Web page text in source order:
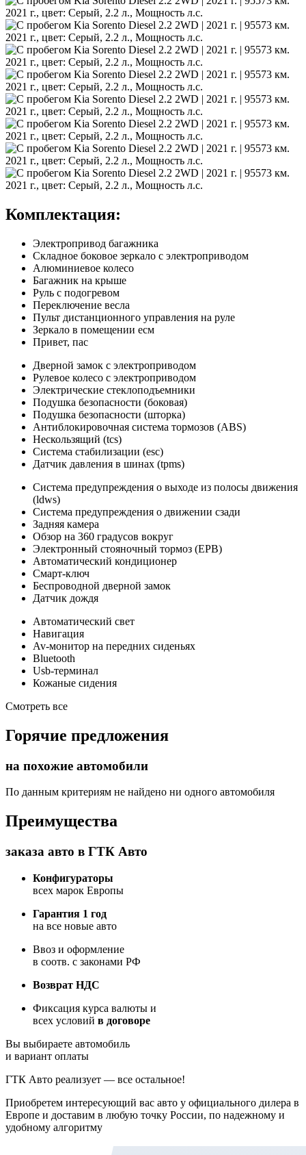
Комплектация:
Электропривод багажника
Складное боковое зеркало с электроприводом
Алюминиевое колесо
Багажник на крыше
Руль с подогревом
Переключение весла
Пульт дистанционного управления на руле
Зеркало в помещении есм
Привет, пас
Дверной замок с электроприводом
Рулевое колесо с электроприводом
Электрические стеклоподъемники
Подушка безопасности (боковая)
Подушка безопасности (шторка)
Антиблокировочная система тормозов (ABS)
Нескользящий (tcs)
Система стабилизации (esc)
Датчик давления в шинах (tpms)
Система предупреждения о выходе из полосы движения
(ldws)
Система предупреждения о движении сзади
Задняя камера
Обзор на 360 градусов вокруг
Электронный стояночный тормоз (EPB)
Автоматический кондиционер
Смарт-ключ
Беспроводной дверной замок
Датчик дождя
Автоматический свет
Навигация
Av-монитор на передних сиденьях
Bluetooth
Usb-терминал
Кожаные сидения
Смотреть все
Горячие предложения
на похожие автомобили
По данным критериям не найдено ни одного автомобиля
Преимущества
заказа авто в ГТК Авто
Конфигураторы
всех марок Европы
Гарантия 1 год
на все новые авто
Ввоз и оформление
в соотв. с законами РФ
Возврат НДС
Фиксация курса валюты и
всех условий в договоре
Вы выбираете автомобиль
и вариант оплаты
ГТК Авто реализует — все остальное!
Приобретем интересующий вас авто у официального дилера в
Европе и доставим в любую точку России, по надежному и
удобному алгоритму